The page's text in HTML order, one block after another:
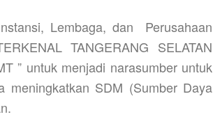
Lembaga, dan
Perusahaan
TANGERANG SELATAN
” untuk menjadi narasumber untuk
meningkatkan SDM (Sumber Daya